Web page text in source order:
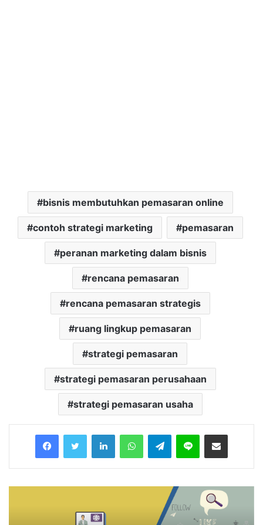
bisnis membutuhkan pemasaran online
contoh strategi marketing pemasaran
peranan marketing dalam bisnis
rencana pemasaran
rencana pemasaran strategis
ruang lingkup pemasaran
strategi pemasaran
strategi pemasaran perusahaan
strategi pemasaran usaha
Telegram